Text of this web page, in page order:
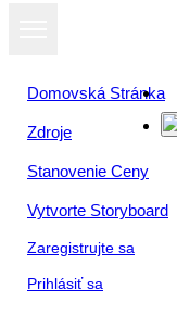
Domovská Stránka
Zdroje
Stanovenie Ceny
Vytvorte Storyboard
Zaregistrujte sa
Prihlásiť sa